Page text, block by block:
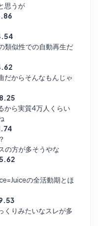
思うが
類似性での自動再生だ
だからそんなもんじゃ
から実質4万人くらい
の方が多そうやな
の全活動期とほ
くりみたいなスレが多